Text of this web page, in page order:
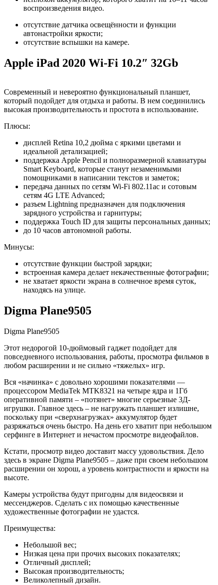
воспроизведения видео.
отсутствие датчика освещённости и функции
автонастройки яркости;
отсутствие вспышки на камере.
Apple iPad 2020 Wi-Fi 10.2″ 32Gb
Современный и невероятно функциональный планшет,
который подойдет для отдыха и работы. В нем соединились
высокая производительность и простота в использование.
Плюсы:
дисплей Retina 10,2 дюйма с яркими цветами и
идеальной детализацией;
поддержка Apple Pencil и полноразмерной клавиатуры
Smart Keyboard, которые станут незаменимыми
помощниками в написании текстов и заметок;
передача данных по сетям Wi‑Fi 802.11ac и сотовым
сетям 4G LTE Advanced;
разъем Lightning предназначен для подключения
зарядного устройства и гарнитуры;
поддержка Touch ID для защиты персональных данных;
до 10 часов автономной работы.
Минусы:
отсутствие функции быстрой зарядки;
встроенная камера делает некачественные фотографии;
не хватает яркости экрана в солнечное время суток,
находясь на улице.
Digma Plane9505
Digma Plane9505
Этот недорогой 10-дюймовый гаджет подойдет для
повседневного использования, работы, просмотра фильмов в
любом расширении и не сильно «тяжелых» игр.
Вся «начинка» с довольно хорошими показателями —
процессором MediaTek MTK8321 на четыре ядра и 1Гб
оперативной памяти – «потянет» многие серьезные 3Д-
игрушки. Главное здесь – не нагружать планшет излишне,
поскольку при «сверхнагрузках» аккумулятор будет
разряжаться очень быстро. На день его хватит при небольшом
серфинге в Интернет и нечастом просмотре видеофайлов.
Кстати, просмотр видео доставит массу удовольствия. Дело
здесь в экране Digma Plane9505 – даже при своем небольшом
расширении он хорош, а уровень контрастности и яркости на
высоте.
Камеры устройства будут пригодны для видеосвязи и
мессенджеров. Сделать с их помощью качественные
художественные фотографии не удастся.
Преимущества:
Небольшой вес;
Низкая цена при прочих высоких показателях;
Отличный дисплей;
Высокая производительность;
Великолепный дизайн.